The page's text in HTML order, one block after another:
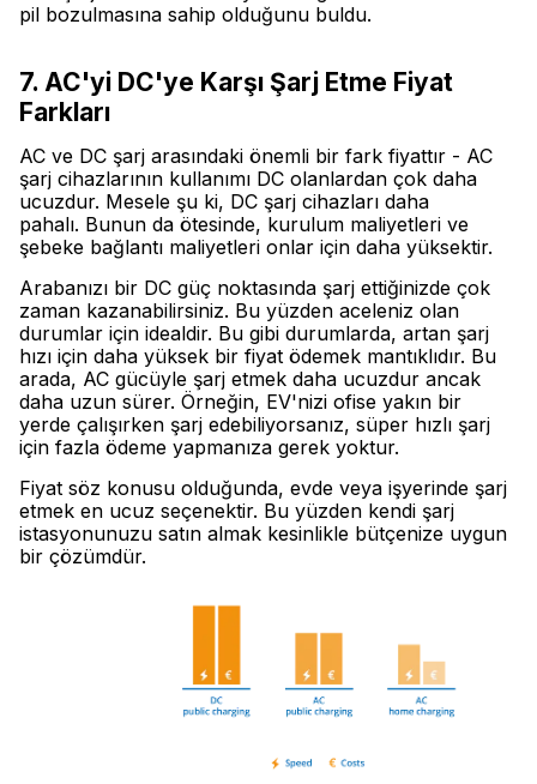
pil bozulmasına sahip olduğunu buldu.
7. AC'yi DC'ye Karşı Şarj Etme Fiyat
Farkları
AC ve DC şarj arasındaki önemli bir fark fiyattır - AC
şarj cihazlarının kullanımı DC olanlardan çok daha
ucuzdur. Mesele şu ki, DC şarj cihazları daha
pahalı. Bunun da ötesinde, kurulum maliyetleri ve
şebeke bağlantı maliyetleri onlar için daha yüksektir.
Arabanızı bir DC güç noktasında şarj ettiğinizde çok
zaman kazanabilirsiniz. Bu yüzden aceleniz olan
durumlar için idealdir. Bu gibi durumlarda, artan şarj
hızı için daha yüksek bir fiyat ödemek mantıklıdır. Bu
arada, AC gücüyle şarj etmek daha ucuzdur ancak
daha uzun sürer. Örneğin, EV'nizi ofise yakın bir
yerde çalışırken şarj edebiliyorsanız, süper hızlı şarj
için fazla ödeme yapmanıza gerek yoktur.
Fiyat söz konusu olduğunda, evde veya işyerinde şarj
etmek en ucuz seçenektir. Bu yüzden kendi şarj
istasyonunuzu satın almak kesinlikle bütçenize uygun
bir çözümdür.